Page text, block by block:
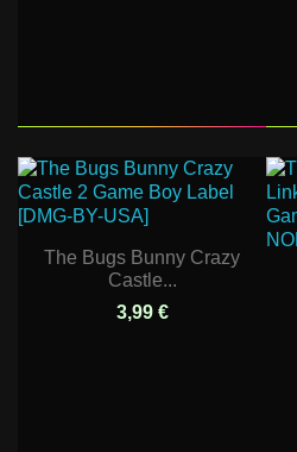
The Bugs Bunny Crazy
Castle...
3,99 €